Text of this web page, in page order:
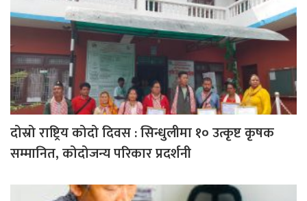
दोस्रो राष्ट्रिय कोदो दिवस : सिन्धुलीमा १० उत्कृष्ट कृषक
सम्मानित, कोदोजन्य परिकार प्रदर्शनी